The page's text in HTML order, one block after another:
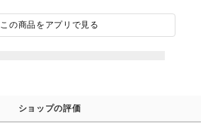
この商品をアプリで見る
ショップの評価